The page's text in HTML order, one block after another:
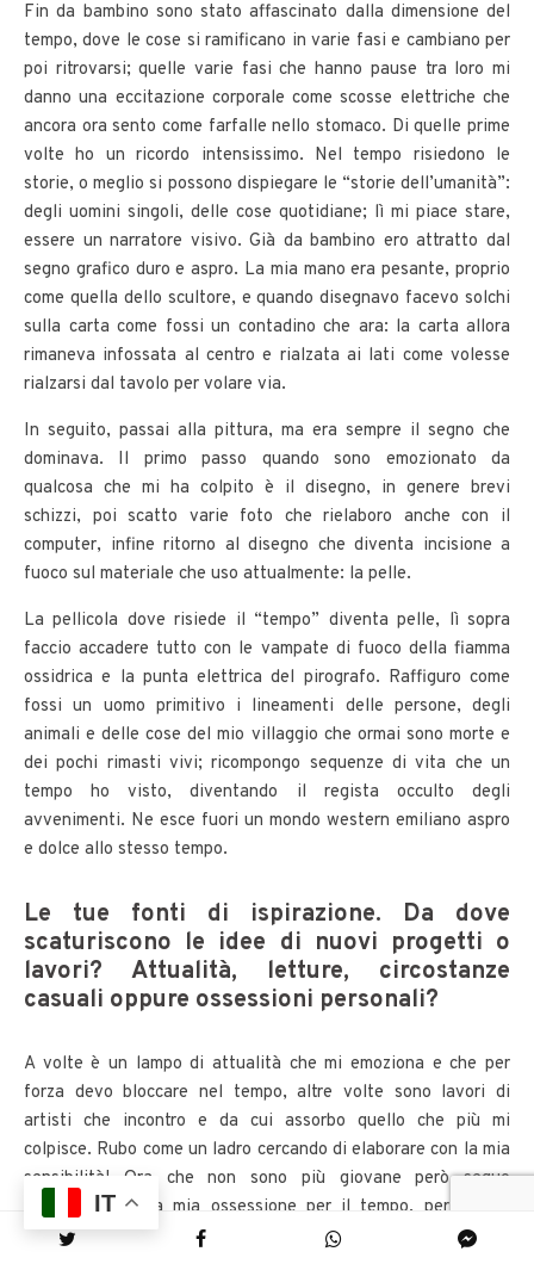
Fin da bambino sono stato affascinato dalla dimensione del
tempo, dove le cose si ramificano in varie fasi e cambiano per
poi ritrovarsi; quelle varie fasi che hanno pause tra loro mi
danno una eccitazione corporale come scosse elettriche che
ancora ora sento come farfalle nello stomaco. Di quelle prime
volte ho un ricordo intensissimo. Nel tempo risiedono le
storie, o meglio si possono dispiegare le “storie dell’umanità”:
degli uomini singoli, delle cose quotidiane; lì mi piace stare,
essere un narratore visivo. Già da bambino ero attratto dal
segno grafico duro e aspro. La mia mano era pesante, proprio
come quella dello scultore, e quando disegnavo facevo solchi
sulla carta come fossi un contadino che ara: la carta allora
rimaneva infossata al centro e rialzata ai lati come volesse
rialzarsi dal tavolo per volare via.
In seguito, passai alla pittura, ma era sempre il segno che
dominava. Il primo passo quando sono emozionato da
qualcosa che mi ha colpito è il disegno, in genere brevi
schizzi, poi scatto varie foto che rielaboro anche con il
computer, infine ritorno al disegno che diventa incisione a
fuoco sul materiale che uso attualmente: la pelle.
La pellicola dove risiede il “tempo” diventa pelle, lì sopra
faccio accadere tutto con le vampate di fuoco della fiamma
ossidrica e la punta elettrica del pirografo. Raffiguro come
fossi un uomo primitivo i lineamenti delle persone, degli
animali e delle cose del mio villaggio che ormai sono morte e
dei pochi rimasti vivi; ricompongo sequenze di vita che un
tempo ho visto, diventando il regista occulto degli
avvenimenti. Ne esce fuori un mondo western emiliano aspro
e dolce allo stesso tempo.
Le tue fonti di ispirazione. Da dove
scaturiscono le idee di nuovi progetti o
lavori? Attualità, letture, circostanze
casuali oppure ossessioni personali?
A volte è un lampo di attualità che mi emoziona e che per
forza devo bloccare nel tempo, altre volte sono lavori di
artisti che incontro e da cui assorbo quello che più mi
colpisce. Rubo come un ladro cercando di elaborare con la mia
sensibilità! Ora che non sono più giovane però seguo
principalmente la mia ossessione per il tempo, per la sua
capacità di sgretolare le cose e di cambiarle. Entriamo così
IT